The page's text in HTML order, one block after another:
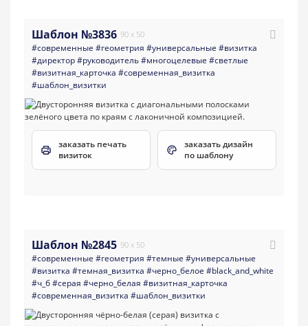
Шаблон №3836 90 x 50
#современные #геометрия #универсальные #визитка
#директор#руководитель#многоцелевые #светлые
#визитная_карточка #современная_визитка
#шаблон_визитки
заказать печать
визиток
заказать дизайн
по шаблону
Шаблон №2845 90 x 50
#современные #геометрия #темные #универсальные
#визитка #темная_визитка #черно_белое #black_and_white
#ч_б#серая #черно_белая #визитная_карточка
#современная_визитка #шаблон_визитки